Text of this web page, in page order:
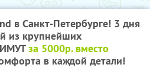
в Санкт-Петербурге! 3 дня
из крупнейших
за 5000р. вместо
в каждой детали!